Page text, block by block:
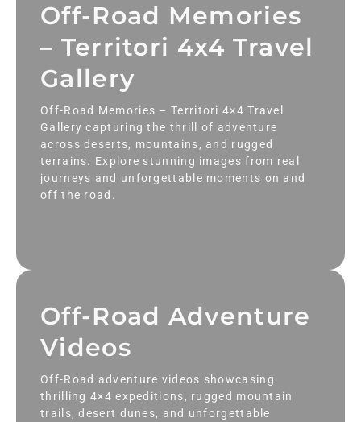
Off-Road Memories
– Territori 4x4 Travel
Gallery
Off-Road Memories – Territori 4×4 Travel
Gallery capturing the thrill of adventure
across deserts, mountains, and rugged
terrains. Explore stunning images from real
journeys and unforgettable moments on and
off the road.
Off-Road Adventure
Videos
Off-Road adventure videos showcasing
thrilling 4×4 expeditions, rugged mountain
trails, desert dunes, and unforgettable